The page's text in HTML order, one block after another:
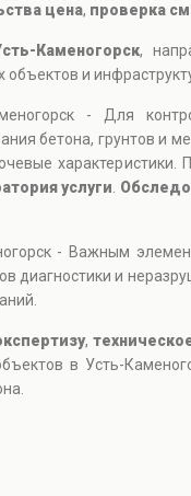
цена, проверка
Каменогорск,
и
- Для
бетона, грунтов и
характеристики.
услуги
- Важным
диагностики и
,
в Усть-